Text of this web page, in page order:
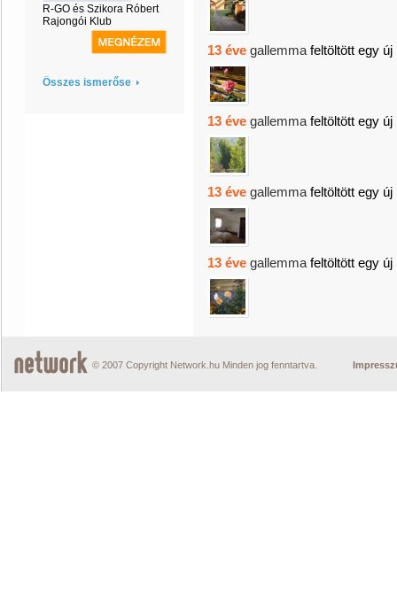
R-GO és Szikora Róbert
Rajongói Klub
Összes ismerőse
13 éve gallemma feltöltött egy új
13 éve gallemma feltöltött egy új
13 éve gallemma feltöltött egy új
13 éve gallemma feltöltött egy új
© 2007 Copyright Network.hu Minden jog fenntartva.